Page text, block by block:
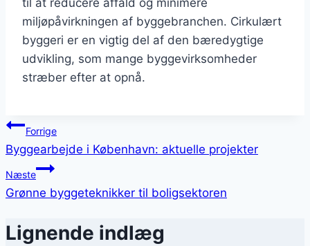
miljøpåvirkningen af byggebranchen. Cirkulært
byggeri er en vigtig del af den bæredygtige
udvikling, som mange byggevirksomheder
stræber efter at opnå.
Indlægsnavigation
Forrige
Byggearbejde i København: aktuelle projekter
Næste
Grønne byggeteknikker til boligsektoren
Lignende indlæg